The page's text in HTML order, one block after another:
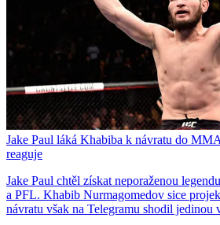
Jake Paul láká Khabiba k návratu do
reaguje
Jake Paul chtěl získat neporaženou
a PFL. Khabib Nurmagomedov sice
návratu však na Telegramu shodil jedinou